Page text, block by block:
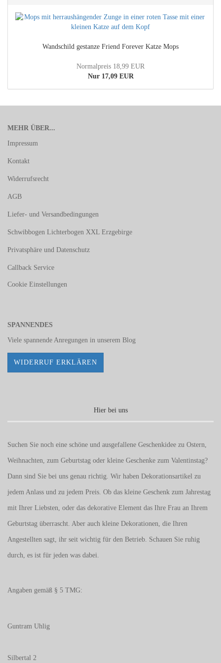
Wandschild gestanze Friend Forever Katze Mops
Normalpreis 18,99 EUR
Nur 17,09 EUR
MEHR ÜBER...
Impressum
Kontakt
Widerrufsrecht
AGB
Liefer- und Versandbedingungen
Schwibbogen Lichterbogen XXL Erzgebirge
Privatsphäre und Datenschutz
Callback Service
Cookie Einstellungen
SPANNENDES
Viele spannende Anregungen in unserem Blog
WIDERRUF ERKLÄREN
Hier bei uns
Suchen Sie noch eine schöne und ausgefallene Geschenkidee zu Ostern,
Weihnachten, zum Geburtstag oder kleine Geschenke zum Valentinstag?
Dann sind Sie bei uns genau richtig. Wir haben Dekorationsartikel zu
jedem Anlass und zu jedem Preis. Ob das kleine Geschenk zum Jahrestag
mit Ihrer Liebsten, oder das dekorative Element das Ihre Frau an Ihrem
Geburtstag überrascht. Aber auch kleine Dekorationen, die Ihren
Angestellten sagt, ihr seit wichtig für den Betrieb. Schauen Sie ruhig
durch, es ist für jeden was dabei.
Angaben gemäß § 5 TMG:
Guntram Uhlig
Silbertal 2